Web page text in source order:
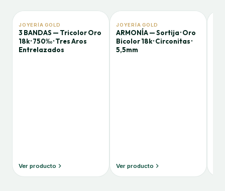
JOYERÍA GOLD
3 BANDAS — Tricolor Oro
18k · 750‰ · Tres Aros
Entrelazados
Ver producto
JOYERÍA GOLD
ARMONÍA — Sortija · Oro
Bicolor 18k · Circonitas ·
5,5mm
Ver producto